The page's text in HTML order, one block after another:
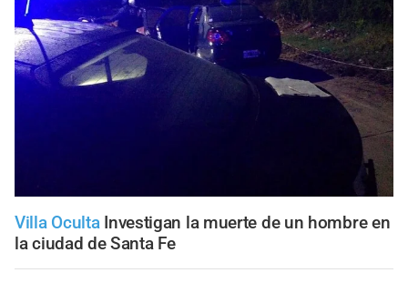
Villa Oculta Investigan la muerte de un hombre en
la ciudad de Santa Fe